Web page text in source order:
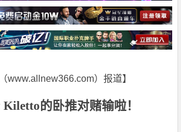
www.allnew366.com）报道】
的卧推对赌输啦！